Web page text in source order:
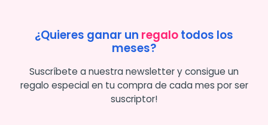
¿Quieres ganar un regalotodos los
meses?
Suscríbete a nuestra newsletter y consigue un
regalo especial en tu compra de cada mes por ser
suscriptor!